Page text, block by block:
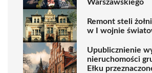
Warszawskiego
Remont steli
w I wojnie
Upublicznienie
nieruchomości
Ełku